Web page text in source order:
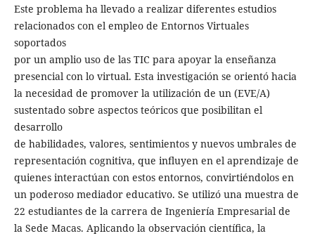
Este problema ha llevado a realizar diferentes estudios
relacionados con el empleo de Entornos Virtuales
soportados
por un amplio uso de las TIC para apoyar la enseñanza
presencial con lo virtual. Esta investigación se orientó hacia
la necesidad de promover la utilización de un (EVE/A)
sustentado sobre aspectos teóricos que posibilitan el
desarrollo
de habilidades, valores, sentimientos y nuevos umbrales de
representación cognitiva, que inﬂuyen en el aprendizaje de
quienes interactúan con estos entornos, convirtiéndolos en
un poderoso mediador educativo. Se utilizó una muestra de
22 estudiantes de la carrera de Ingeniería Empresarial de
la Sede Macas. Aplicando la observación cientíﬁca, la